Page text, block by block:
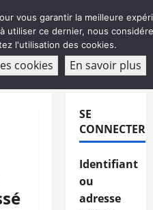
ABONNEMENT
SE
CONNECTER
Identifiant
ou
adresse
vous garantir la meilleure
utiliser ce dernier, nous
l'utilisation des cookies.
cookies En savoir plus